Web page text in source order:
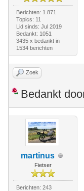
Berichten: 1.871
Topics: 11
Lid sinds: Jul 2019
Bedankt: 1051
3435 x bedankt in
1534 berichten
Zoek
Bedankt
martinus
Fietser
Berichten: 243